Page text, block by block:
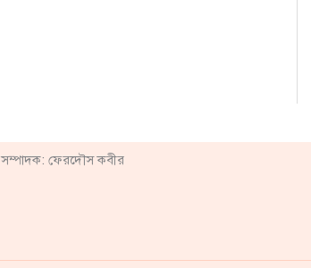
সম্পাদক: ফেরদৌস কবীর